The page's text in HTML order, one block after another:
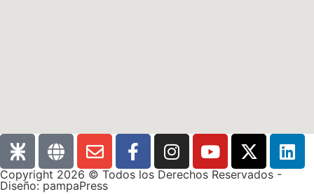
Copyright 2026 © Todos los Derechos Reservados -
Diseño: pampaPress